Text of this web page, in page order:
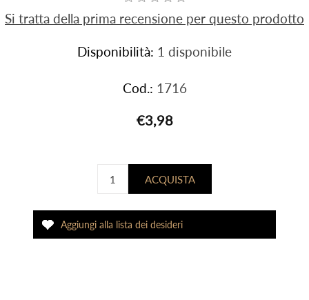
Si tratta della prima recensione per questo prodotto
Disponibilità: 1 disponibile
Cod.: 1716
€3,98